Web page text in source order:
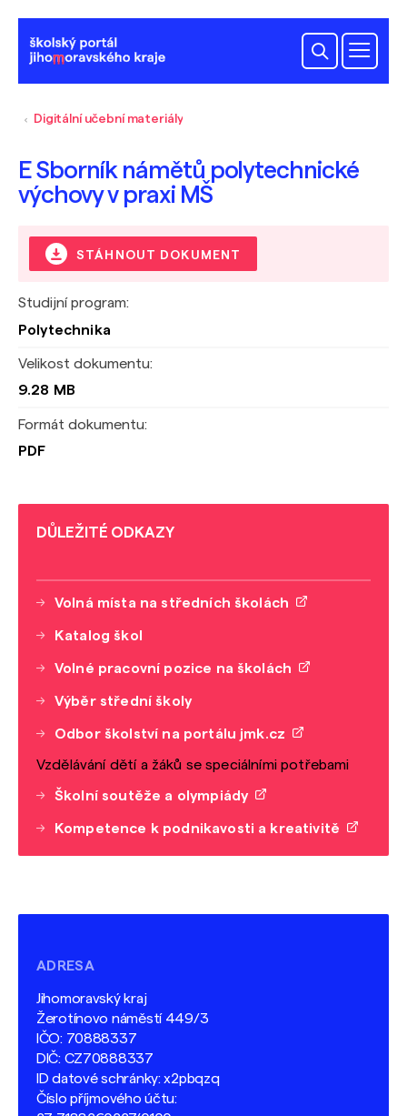
Digitální učební materiály
E Sborník námětů polytechnické
výchovy v praxi MŠ
STÁHNOUT DOKUMENT
Studijní program:
Polytechnika
Velikost dokumentu:
9.28 MB
Formát dokumentu:
PDF
DŮLEŽITÉ ODKAZY
Volná místa na středních školách
Katalog škol
Volné pracovní pozice na školách
Výběr střední školy
Odbor školství na portálu jmk.cz
Vzdělávání dětí a žáků se speciálními potřebami
Školní soutěže a olympiády
Kompetence k podnikavosti a kreativitě
ADRESA
Jihomoravský kraj
Žerotínovo náměstí 449/3
IČO: 70888337
DIČ: CZ70888337
ID datové schránky: x2pbqzq
Číslo příjmového účtu: